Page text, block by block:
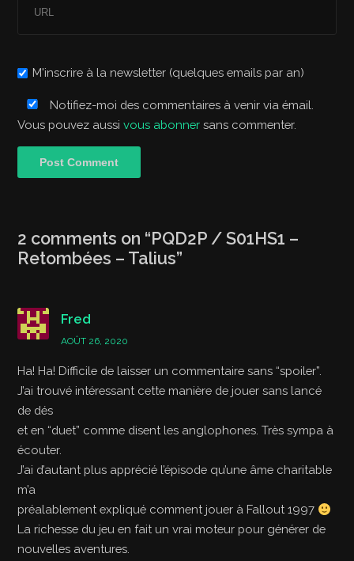
M'inscrire à la newsletter (quelques emails par an)
Notifiez-moi des commentaires à venir via émail.
Vous pouvez aussivous abonner sans commenter.
2 comments on “PQD2P / S01HS1 –
Retombées – Talius”
Fred
AOÛT 26, 2020
Ha! Ha! Difficile de laisser un commentaire sans “spoiler”.
J’ai trouvé intéressant cette manière de jouer sans lancé
de dés
et en “duet” comme disent les anglophones. Très sympa à
écouter.
J’ai d’autant plus apprécié l’épisode qu’une âme charitable
m’a
préalablement expliqué comment jouer à Fallout 1997
La richesse du jeu en fait un vrai moteur pour générer de
nouvelles aventures.